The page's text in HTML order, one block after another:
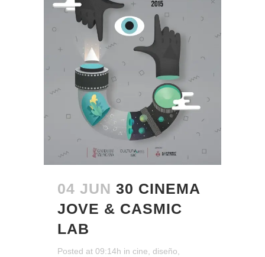
04 JUN 30 CINEMA
JOVE & CASMIC
LAB
Posted at 09:14h in cine, diseño,